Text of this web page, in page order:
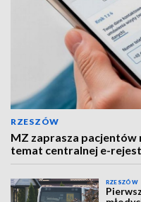
RZESZÓW
MZ zaprasza pacjentów
temat centralnej e-
RZESZÓW